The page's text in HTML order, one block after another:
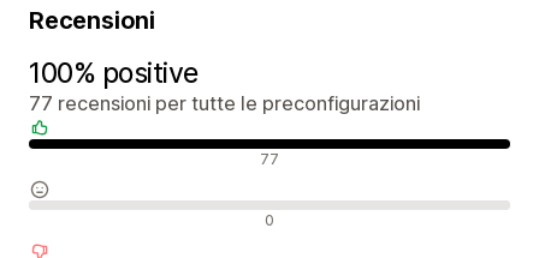
Recensioni
100% positive
77 recensioni per tutte le preconfigurazioni
Recensioni positive 77
Recensioni neutrali 0